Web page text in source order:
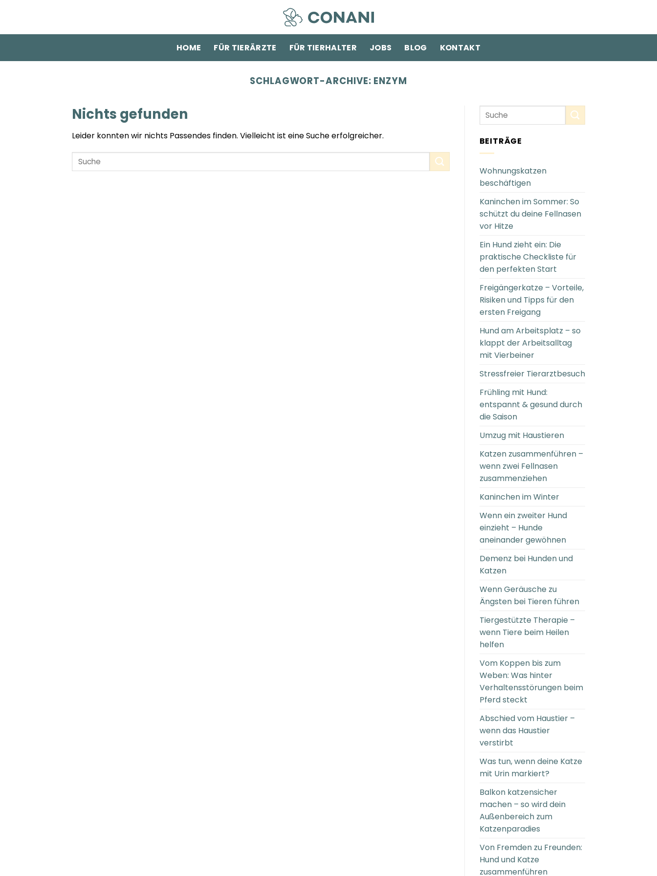
HOME
FÜR TIERÄRZTE FÜR TIERHALTER JOBS BLOG KONTAKT
SCHLAGWORT-ARCHIVE: ENZYM
Nichts gefunden
Leider konnten wir nichts Passendes finden. Vielleicht ist eine Suche erfolgreicher. BEITRÄGE
Wohnungskatzen
beschäftigen
Kaninchen im Sommer: So
schützt du deine Fellnasen
vor Hitze
Ein Hund zieht ein: Die
praktische Checkliste für
den perfekten Start
Freigängerkatze – Vorteile,
Risiken und Tipps für den
ersten Freigang
Hund am Arbeitsplatz – so
klappt der Arbeitsalltag
mit Vierbeiner
Stressfreier Tierarztbesuch
Frühling mit Hund:
entspannt & gesund durch
die Saison
Umzug mit Haustieren
Katzen zusammenführen –
wenn zwei Fellnasen
zusammenziehen
Kaninchen im Winter
Wenn ein zweiter Hund
einzieht – Hunde
aneinander gewöhnen
Demenz bei Hunden und
Katzen
Wenn Geräusche zu
Ängsten bei Tieren führen
Tiergestützte Therapie –
wenn Tiere beim Heilen
helfen
Vom Koppen bis zum
Weben: Was hinter
Verhaltensstörungen beim
Pferd steckt
Abschied vom Haustier –
wenn das Haustier
verstirbt
Was tun, wenn deine Katze
mit Urin markiert?
Balkon katzensicher
machen – so wird dein
Außenbereich zum
Katzenparadies
Von Fremden zu Freunden:
Hund und Katze
zusammenführen